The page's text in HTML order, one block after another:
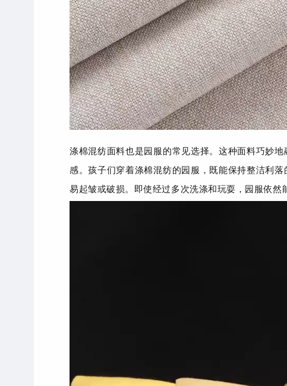
涤棉混纺面料也是园服的常见选择。这种面料巧妙
感。孩子们穿着涤棉混纺的园服，既能保持整洁利
易起皱或破损。即使经过多次洗涤和玩耍，园服依然